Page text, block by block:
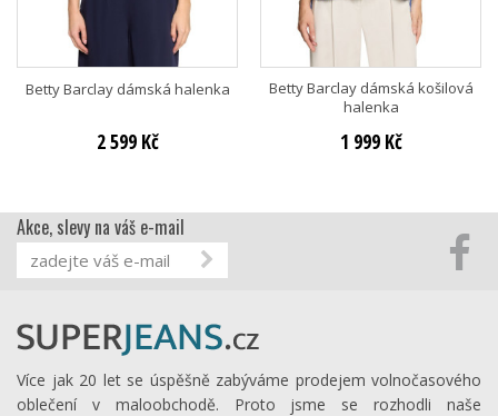
Betty Barclay dámská halenka
2 599 Kč
Betty Barclay dámská košilová
halenka
1 999 Kč
Akce, slevy na váš e-mail
Více jak 20 let se úspěšně zabýváme prodejem volnočasového
oblečení v maloobchodě. Proto jsme se rozhodli naše